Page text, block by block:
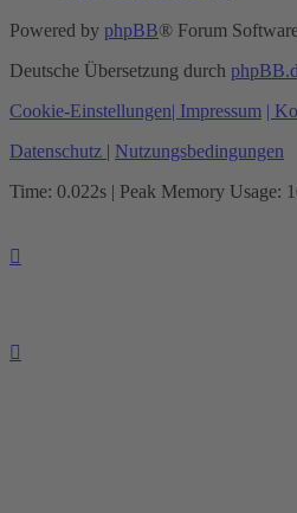
Powered by phpBB® Forum
Deutsche Übersetzung durch
Cookie-Einstellungen| Impressum |
Datenschutz | Nutzungsbedingungen
Time: 0.022s | Peak Memory Usage: